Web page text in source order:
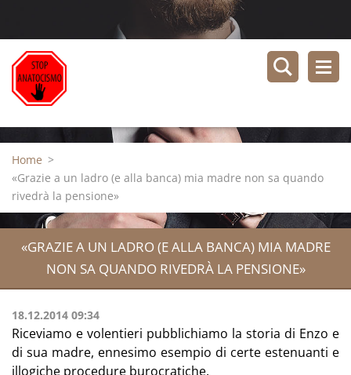
Home >
«Grazie a un ladro (e alla banca) mia madre non sa quando
rivedrà la pensione»
«GRAZIE A UN LADRO (E ALLA BANCA) MIA MADRE
NON SA QUANDO RIVEDRÀ LA PENSIONE»
18.12.2014 09:34
Riceviamo e volentieri pubblichiamo la storia di Enzo e
di sua madre, ennesimo esempio di certe estenuanti e
illogiche procedure burocratiche.